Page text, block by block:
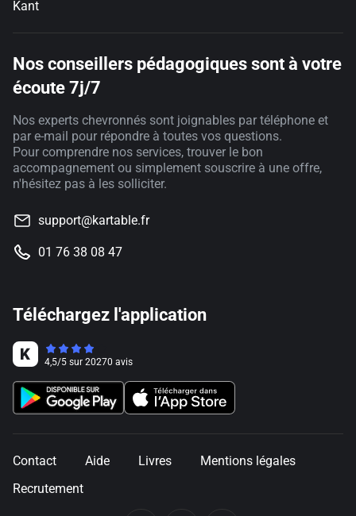
Kant
Nos conseillers pédagogiques sont à votre
écoute 7j/7
Nos experts chevronnés sont joignables par téléphone et
par e-mail pour répondre à toutes vos questions.
Pour comprendre nos services, trouver le bon
accompagnement ou simplement souscrire à une offre,
n'hésitez pas à les solliciter.
support@kartable.fr
01 76 38 08 47
Téléchargez l'application
4,5/5 sur 20270 avis
Contact Aide Livres
Mentions légales
Recrutement